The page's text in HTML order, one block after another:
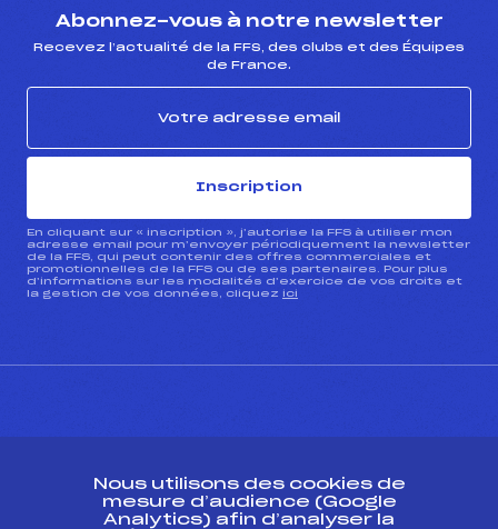
Abonnez-vous à notre newsletter
Recevez l’actualité de la FFS, des clubs et des Équipes
de France.
Inscription
En cliquant sur « inscription », j’autorise la FFS à utiliser mon
adresse email pour m’envoyer périodiquement la newsletter
de la FFS, qui peut contenir des offres commerciales et
promotionnelles de la FFS ou de ses partenaires. Pour plus
d’informations sur les modalités d’exercice de vos droits et
la gestion de vos données, cliquez ici
ESPACE PRESSE
Nous utilisons des cookies de
mesure d’audience (Google
Analytics) afin d’analyser la